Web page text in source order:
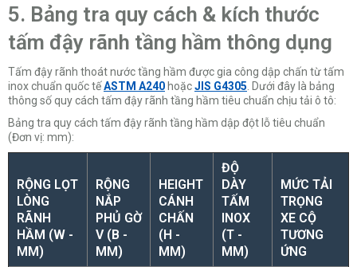
5. Bảng tra quy cách & kích thước
tấm đậy rãnh tầng hầm thông dụng
Tấm đậy rãnh thoát nước tầng hầm được gia công dập chấn từ tấm
inox chuẩn quốc tếASTM A240 hoặcJIS G4305. Dưới đây là bảng
thông số quy cách tấm đậy rãnh tầng hầm tiêu chuẩn chịu tải ô tô:
Bảng tra quy cách tấm đậy rãnh tầng hầm dập đột lỗ tiêu chuẩn
(Đơn vị: mm):
RỘNG LỌT
LÒNG
RÃNH
HẦM (W -
MM)
RỘNG
NẮP
PHỦ GỜ
V (B -
MM)
HEIGHT
CÁNH
CHẤN
(H -
MM)
ĐỘ
DÀY
TẤM
INOX
(T -
MM)
MỨC TẢI
TRỌNG
XE CỘ
TƯƠNG
ỨNG